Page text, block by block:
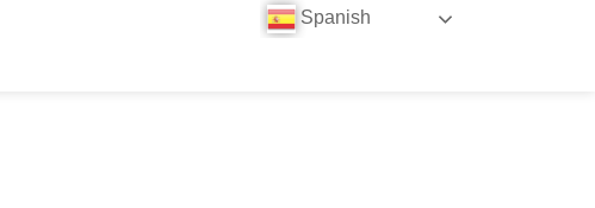
Spanish